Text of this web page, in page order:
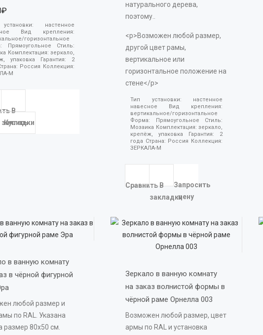
настенное
Вид крепления:
горизонтальное
Прямоугольное Стиль:
Комплектация: зеркало,
упаковка Гарантия: 2
Россия Коллекция:
М
В
закладки
Купить
натурального дерева,
поэтому..
<p>Возможен любой размер,
другой цвет рамы,
вертикальное или
горизонтальное положение на
стене</p>
Тип установки: настенное
навесное Вид крепления:
вертикальное/горизонтальное
Форма:
Прямоугольное Стиль:
Мозаика Комплектация: зеркало,
крепёж, упаковка Гарантия: 2
года Страна: Россия Коллекция:
ЗЕРКАЛА-М
СравнитьВ
закладки
Запросить
цену
в ванную комнату
в чёрной фигурной
любой размер и
по RAL. Указана
размер 80х50 см.
Зеркало в ванную комнату
на заказ волнистой формы в
чёрной раме Орнелла 003
Возможен любой размер, цвет
армы по RAL и установка